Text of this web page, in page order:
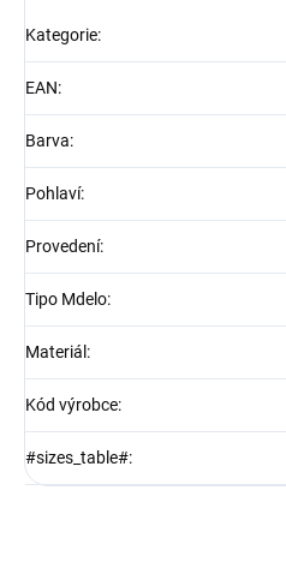
Kategorie:
EAN:
Barva:
Pohlaví:
Provedení:
Tipo Mdelo:
Materiál :
Kód výrobce:
#sizes_table#: